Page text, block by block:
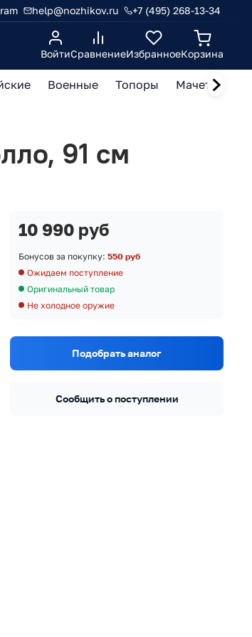
help@nozhikov.ru +7 (495) 268-13-34
ВойтиСравнениеИзбранноеКорзина
Военные Топоры Мачете,
91 см
10 990 руб
Бонусов за покупку: 550 руб
Ожидаем поступление
Оригинальный товар
Не холодное оружие
Подобрать аналог
Сообщить о поступлении